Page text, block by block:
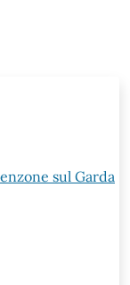
sul Garda